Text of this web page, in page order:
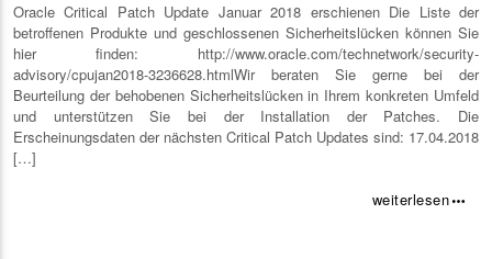
Oracle Critical Patch Update Januar 2018 erschienen Die Liste der
betroffenen Produkte und geschlossenen Sicherheitslücken können Sie
hier finden: http://www.oracle.com/technetwork/security-
advisory/cpujan2018-3236628.htmlWir beraten Sie gerne bei der
Beurteilung der behobenen Sicherheitslücken in Ihrem konkreten Umfeld
und unterstützen Sie bei der Installation der Patches. Die
Erscheinungsdaten der nächsten Critical Patch Updates sind: 17.04.2018
[…]
weiterlesenmore_horiz